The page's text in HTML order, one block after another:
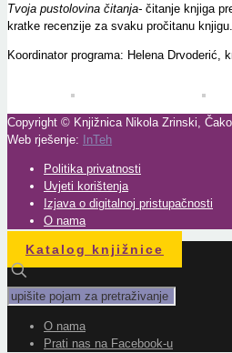
Tvoja pustolovina čitanja- čitanje knjiga
kratke recenzije za svaku pročitanu knjigu.
Koordinator programa: Helena Drvoderić,
Copyright © Knjižnica Nikola Zrinski,
Web rješenje:
InTeh
Politika privatnosti
Uvjeti korištenja
Izjava o digitalnoj pristupačnosti
O nama
Katalog knjižnice
O nama
Prati nas na Facebook-u